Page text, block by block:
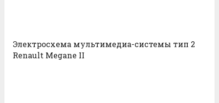
Электросхема мультимедиа-системы тип 2
Renault Megane II